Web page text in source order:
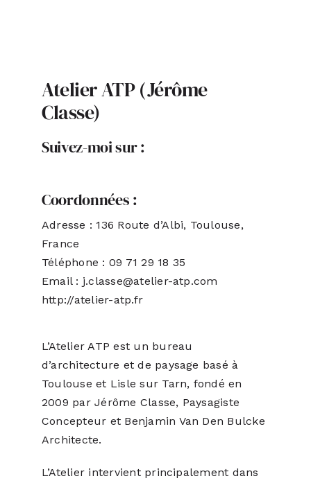
Atelier ATP (Jérôme
Classe)
Suivez-moi sur :
Coordonnées :
Adresse : 136 Route d’Albi, Toulouse,
France
Téléphone : 09 71 29 18 35
Email : j.classe@atelier-atp.com
http://atelier-atp.fr
L’Atelier ATP est un bureau
d’architecture et de paysage basé à
Toulouse et Lisle sur Tarn, fondé en
2009 par Jérôme Classe, Paysagiste
Concepteur et Benjamin Van Den Bulcke
Architecte.
L’Atelier intervient principalement dans
CONTACT